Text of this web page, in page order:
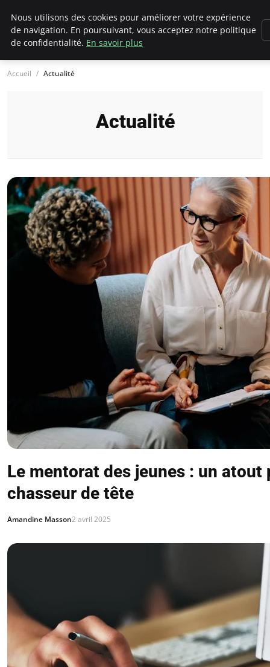
Chasseur De Tête
Accueil Actualité
Actualité
Le mentorat des jeunes : un atout
chasseur de tête
Amandine Masson2 avril 2025
Nous utilisons des cookies pour améliorer votre expérience
de navigation. En poursuivant, vous acceptez notre politique
de confidentialité. En savoir plus